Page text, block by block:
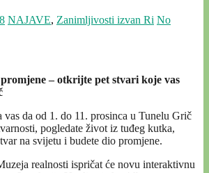
NAJAVE, Zanimljivosti izvan Ri No
– otkrijte pet stvari koje vas
da od 1. do 11. prosinca u Tunelu Grič
pogledate život iz tuđeg kutka,
na svijetu i budete dio promjene.
realnosti ispričat će novu interaktivnu